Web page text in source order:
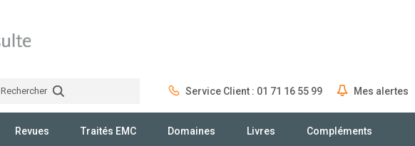
Rechercher Service Client : 01 71 16 55 99 Mes alertes
Revues Traités EMC Domaines Livres Compléments